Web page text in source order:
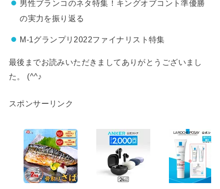
男性ブランコのネタ特集！キングオブコント準優勝
の実力を振り返る
M-1グランプリ2022ファイナリスト特集
最後までお読みいただきましてありがとうございまし
た。 (^^♪
スポンサーリンク